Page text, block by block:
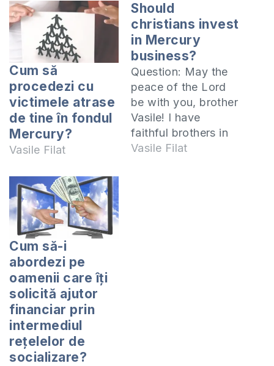
Cum să
procedezi cu
victimele atrase
de tine în fondul
Mercury?
Vasile Filat
Should
christians invest
in Mercury
business?
Question: May the
peace of the Lord
be with you, brother
Vasile! I have
faithful brothers in
the Lord who
Vasile Filat
Cum să-i
abordezi pe
oamenii care îți
solicită ajutor
financiar prin
intermediul
rețelelor de
socializare?